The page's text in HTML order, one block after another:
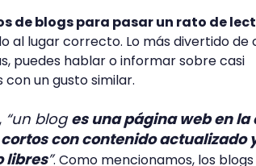
de blogs para pasar un rato de
al lugar correcto. Lo más divertido de
puedes hablar o informar sobre casi
un gusto similar.
, “un bloges una página web en la
con contenido actualizado
libres”. Como mencionamos, los